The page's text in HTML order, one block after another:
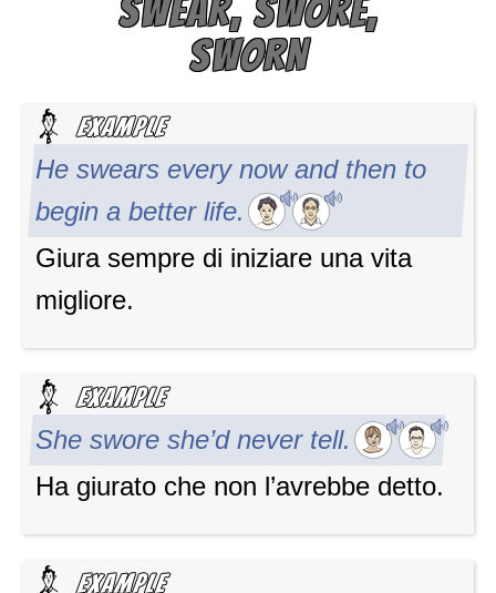
SWEAR, SWORE,
SWORN
He swears every now and then to
begin a better life.
Giura sempre di iniziare una vita
migliore.
She swore she’d never tell.
Ha giurato che non l’avrebbe detto.